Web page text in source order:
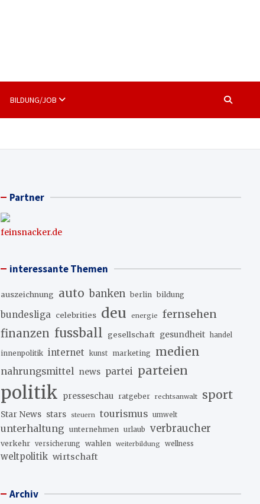
BILDUNG/JOB
Partner
feinsnacker.de
interessante Themen
auszeichnung auto banken berlin bildung
bundesliga celebrities deu energie
fernsehen
finanzen fussball gesellschaft gesundheit handel
innenpolitik internet kunst marketing medien
nahrungsmittel news partei parteien
politik presseschau ratgeber rechtsanwalt sport
Star News stars steuern tourismus umwelt
unterhaltung unternehmen urlaub verbraucher
verkehr versicherung wahlen weiterbildung wellness
weltpolitik wirtschaft
Archiv